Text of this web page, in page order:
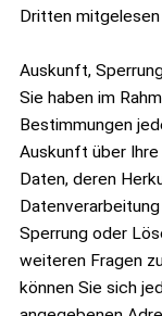
Dritten
Auskunft,
Sie haben im
Bestimmungen
Auskunft über
Daten, deren
Sperrung oder
weiteren Fragen
können Sie sich